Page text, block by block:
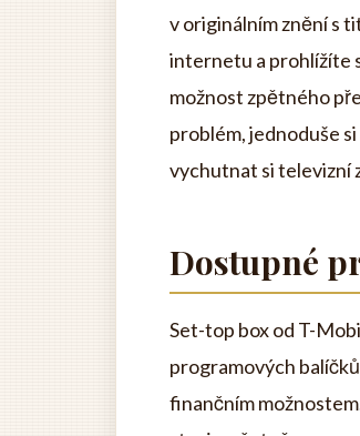
v originálním znění s
internetu a prohlížíte
možnost zpětného
problém, jednoduše
vychutnat si televizní
Dostupné
Set-top box od T-
programových
finančním